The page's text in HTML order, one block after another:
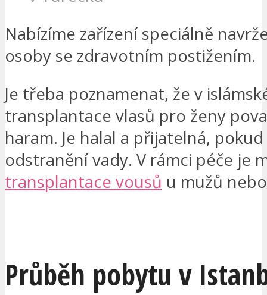
Nabízíme zařízení speciálně
osoby se zdravotním postižením.
Je třeba poznamenat, že v
transplantace vlasů pro ženy
haram. Je halal a přijatelná,
odstranění vady. V rámci péče je
transplantace vousů u mužů
Průběh pobytu v